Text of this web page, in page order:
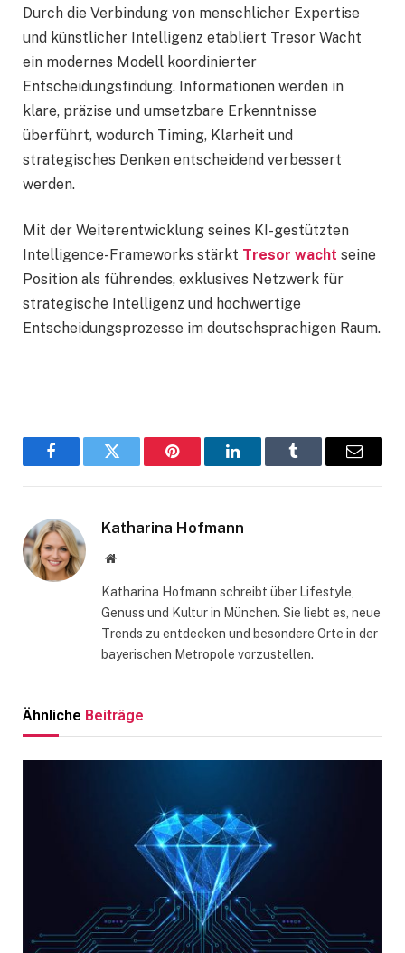
Durch die Verbindung von menschlicher Expertise
und künstlicher Intelligenz etabliert Tresor Wacht
ein modernes Modell koordinierter
Entscheidungsfindung. Informationen werden in
klare, präzise und umsetzbare Erkenntnisse
überführt, wodurch Timing, Klarheit und
strategisches Denken entscheidend verbessert
werden.
Mit der Weiterentwicklung seines KI-gestützten
Intelligence-Frameworks stärkt Tresor wacht seine
Position als führendes, exklusives Netzwerk für
strategische Intelligenz und hochwertige
Entscheidungsprozesse im deutschsprachigen Raum.
FacebookTwitter Pinterest LinkedInTumblr Email
Katharina Hofmann
Website
Katharina Hofmann schreibt über Lifestyle,
Genuss und Kultur in München. Sie liebt es, neue
Trends zu entdecken und besondere Orte in der
bayerischen Metropole vorzustellen.
Ähnliche Beiträge